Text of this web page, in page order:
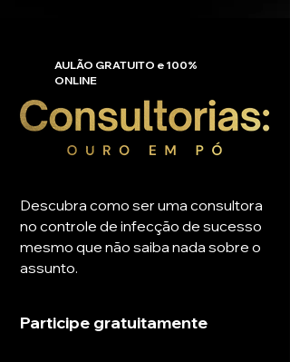
AULÃO GRATUITO e 100%
ONLINE
Descubra como ser uma consultora
no controle de infecção de sucesso
mesmo que não saiba nada sobre o
assunto.
Participe gratuitamente